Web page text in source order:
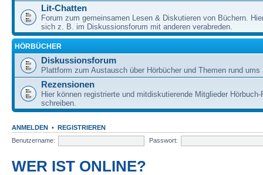
Lit-Chatten
Forum zum gemeinsamen Lesen & Diskutieren von Büchern.
sich z. B. im Diskussionsforum mit anderen verabreden.
HÖRBÜCHER
Diskussionsforum
Plattform zum Austausch über Hörbücher und Themen rund ums
Rezensionen
Hier können registrierte und mitdiskutierende Mitglieder Hörbuch-
schreiben.
ANMELDEN • REGISTRIEREN
Benutzername:
Passwort:
WER IST ONLINE?